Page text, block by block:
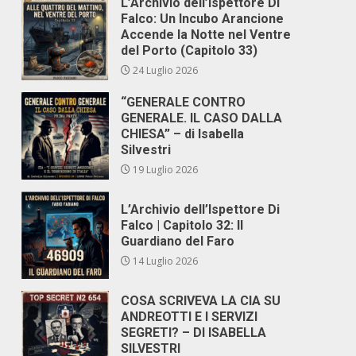
Falco: Un Incubo Arancione
Accende la Notte nel Ventre
del Porto (Capitolo 33)
24 Luglio 2026
“GENERALE CONTRO
GENERALE. IL CASO DALLA
CHIESA” – di Isabella
Silvestri
19 Luglio 2026
L’Archivio dell’Ispettore Di
Falco | Capitolo 32: Il
Guardiano del Faro
14 Luglio 2026
COSA SCRIVEVA LA CIA SU
ANDREOTTI E I SERVIZI
SEGRETI? – DI ISABELLA
SILVESTRI